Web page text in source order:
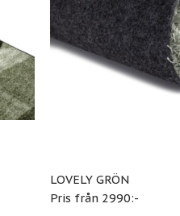
LOVELY GRÖN
Pris från 2990:-